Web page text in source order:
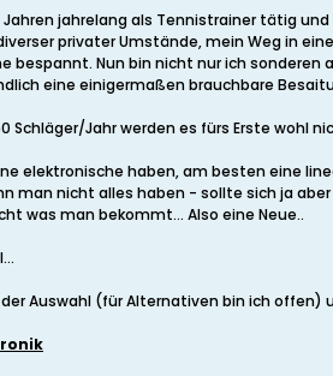
Jahren jahrelang als Tennistrainer tätig
privater Umstände, mein Weg in
bespannt. Nun bin nicht nur ich sonderen
eine einigermaßen brauchbare
Schläger/Jahr werden es fürs Erste wohl
elektronische haben, am besten eine
man nicht alles haben - sollte sich ja
was man bekommt... Also eine Neue..
Auswahl (für Alternativen bin ich offen)